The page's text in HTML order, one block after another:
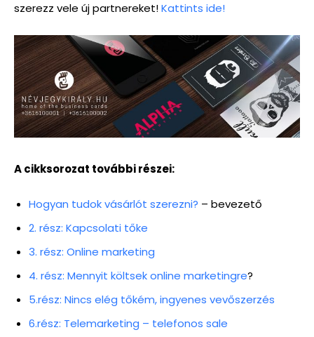
szerezz vele új partnereket!Kattints ide!
A cikksorozat további részei:
Hogyan tudok vásárlót szerezni? – bevezető
2. rész: Kapcsolati tőke
3. rész: Online marketing
4. rész: Mennyit költsek online marketingre?
5.rész: Nincs elég tőkém, ingyenes vevőszerzés
6.rész: Telemarketing – telefonos sale